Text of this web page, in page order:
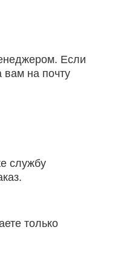
Если
вам на почту
службу
только